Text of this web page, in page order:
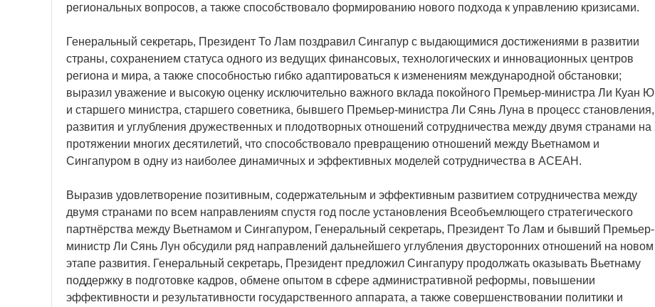
региональных вопросов, а также способствовало формированию нового подхода к управлению кризисами.
Генеральный секретарь, Президент То Лам поздравил Сингапур с выдающимися достижениями в развитии
страны, сохранением статуса одного из ведущих финансовых, технологических и инновационных центров
региона и мира, а также способностью гибко адаптироваться к изменениям международной обстановки;
выразил уважение и высокую оценку исключительно важного вклада покойного Премьер-министра Ли Куан Ю
и старшего министра, старшего советника, бывшего Премьер-министра Ли Сянь Луна в процесс становления,
развития и углубления дружественных и плодотворных отношений сотрудничества между двумя странами на
протяжении многих десятилетий, что способствовало превращению отношений между Вьетнамом и
Сингапуром в одну из наиболее динамичных и эффективных моделей сотрудничества в АСЕАН.
Выразив удовлетворение позитивным, содержательным и эффективным развитием сотрудничества между
двумя странами по всем направлениям спустя год после установления Всеобъемлющего стратегического
партнёрства между Вьетнамом и Сингапуром, Генеральный секретарь, Президент То Лам и бывший Премьер-
министр Ли Сянь Лун обсудили ряд направлений дальнейшего углубления двусторонних отношений на новом
этапе развития. Генеральный секретарь, Президент предложил Сингапуру продолжать оказывать Вьетнаму
поддержку в подготовке кадров, обмене опытом в сфере административной реформы, повышении
эффективности и результативности государственного аппарата, а также совершенствовании политики и